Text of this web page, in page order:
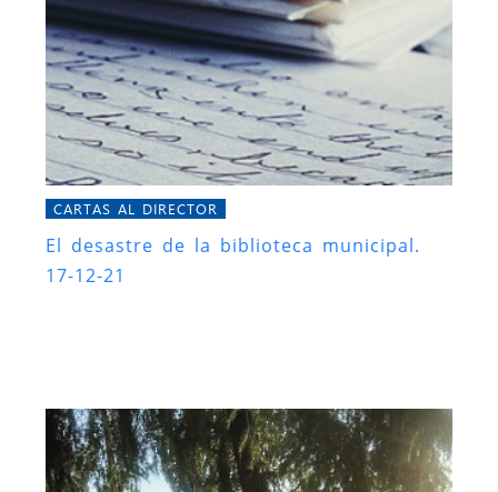
CARTAS AL DIRECTOR
El desastre de la biblioteca municipal.
17-12-21